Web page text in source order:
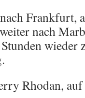
Frankfurt,
nach
wieder
Rhodan,